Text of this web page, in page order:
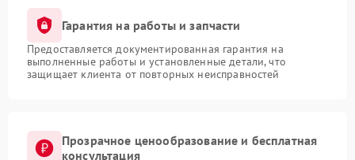
Гарантия на работы и запчасти
Предоставляется документированная гарантия на
выполненные работы и установленные детали, что
защищает клиента от повторных неисправностей
Прозрачное ценообразование и бесплатная
консультация